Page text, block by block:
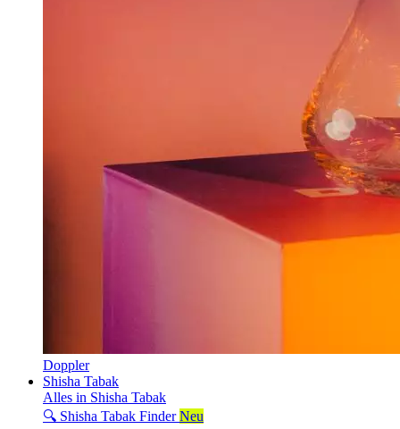
Doppler
Shisha Tabak
Alles in Shisha Tabak
🔍 Shisha Tabak Finder Neu